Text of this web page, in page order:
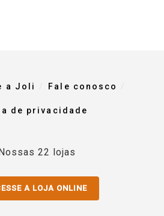
a Joli Fale conosco
de privacidade
22 lojas
A LOJA ONLINE